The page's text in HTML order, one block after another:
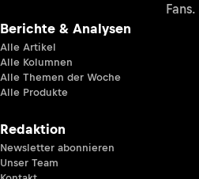
Fans.
Berichte & Analysen
Alle Artikel
Alle Kolumnen
Alle Themen der Woche
Alle Produkte
Redaktion
Newsletter abonnieren
Unser Team